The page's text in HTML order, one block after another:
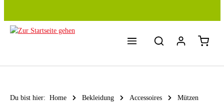
Du bist hier: Home Bekleidung Accessoires Mützen